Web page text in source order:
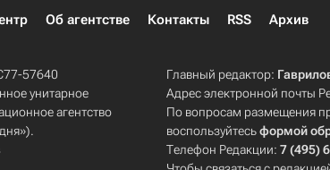
Об агентстве Контакты RSS Архив
57640
унитарное
агентство
Главный редактор:
Адрес электронной почты
По вопросам размещения
воспользуйтесьформой
Телефон Редакции:7 (495)